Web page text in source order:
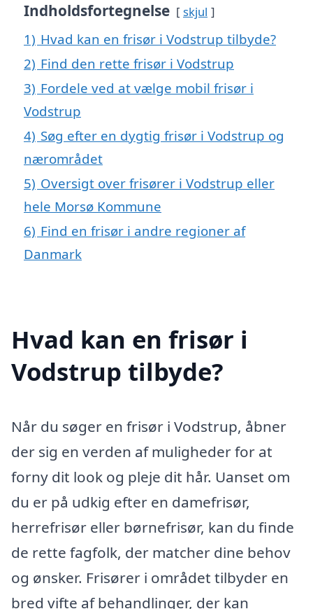
Indholdsfortegnelse skjul
1) Hvad kan en frisør i Vodstrup tilbyde?
2) Find den rette frisør i Vodstrup
3) Fordele ved at vælge mobil frisør i
Vodstrup
4) Søg efter en dygtig frisør i Vodstrup og
nærområdet
5) Oversigt over frisører i Vodstrup eller
hele Morsø Kommune
6) Find en frisør i andre regioner af
Danmark
Hvad kan en frisør i
Vodstrup tilbyde?
Når du søger en frisør i Vodstrup, åbner
der sig en verden af muligheder for at
forny dit look og pleje dit hår. Uanset om
du er på udkig efter en damefrisør,
herrefrisør eller børnefrisør, kan du finde
de rette fagfolk, der matcher dine behov
og ønsker. Frisører i området tilbyder en
bred vifte af behandlinger, der kan